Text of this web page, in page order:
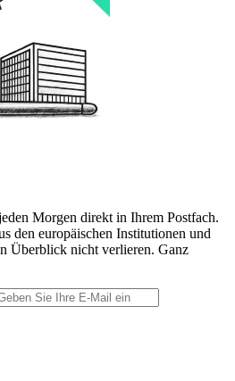
Morgen direkt in Ihrem Postfach.
den europäischen Institutionen und
Überblick nicht verlieren. Ganz